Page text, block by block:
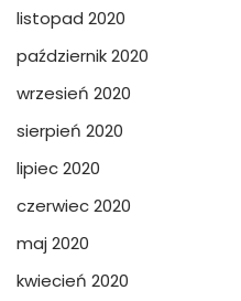
listopad 2020
październik 2020
wrzesień 2020
sierpień 2020
lipiec 2020
czerwiec 2020
maj 2020
kwiecień 2020